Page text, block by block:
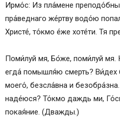
Ирмо́с: Из пла́мене
пра́веднаго же́ртву водо́ю
Христе́, то́кмо е́же хоте́ти. Тя
Поми́луй мя, Бо́же, поми́луй мя.
егда́ помышля́ю смерть?
моего́, безсла́вна и
наде́юся? То́кмо даждь ми,
покая́ние. (Дважды.)